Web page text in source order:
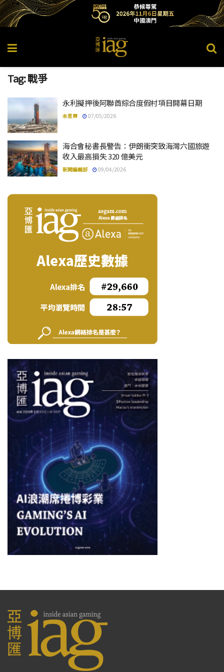
Tag:戰爭
永利擬押後阿聯酋綜合度假村項目開幕日期
本思齊 07/05/2026
海合會秘書長警告：伊朗衝突致海灣六國旅遊
收入最高損失 320 億美元
新聞編輯部 09/04/2026